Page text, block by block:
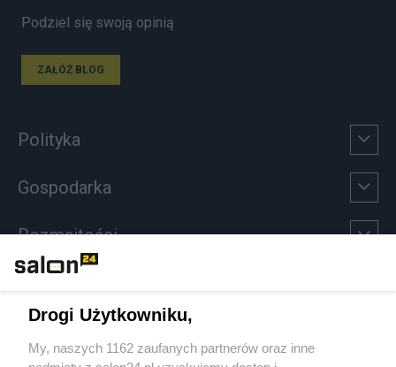
Podziel się swoją opinią
ZAŁÓŻ BLOG
Polityka
Gospodarka
Rozmaitości
Sport
Drogi Użytkowniku,
My, naszych 1162 zaufanych partnerów oraz inne